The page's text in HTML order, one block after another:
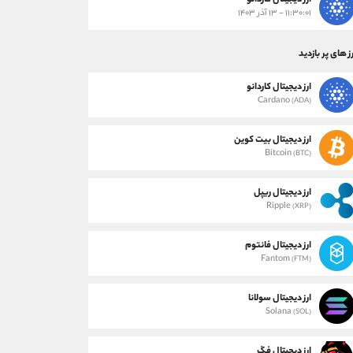
۱۱:۳۰:۰۱ - ۱۳ آذر ۱۴۰۳
های پر بازدید
ارز دیجیتال کاردانو
Cardano(ADA)
ارز دیجیتال بیت کوین
Bitcoin(BTC)
ارز دیجیتال ریپل
Ripple(XRP)
ارز دیجیتال فانتوم
Fantom(FTM)
ارز دیجیتال سولانا
Solana (SOL)